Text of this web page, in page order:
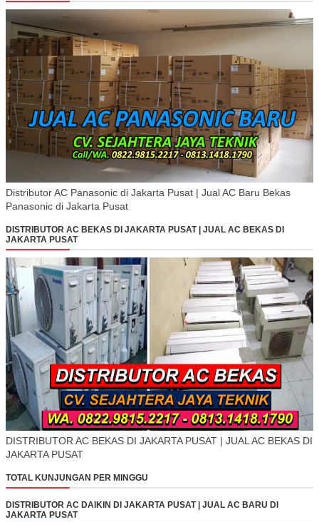
Distributor AC Panasonic di Jakarta Pusat | Jual AC Baru Bekas
Panasonic di Jakarta Pusat
DISTRIBUTOR AC BEKAS DI JAKARTA PUSAT | JUAL AC BEKAS DI
JAKARTA PUSAT
DISTRIBUTOR AC BEKAS DI JAKARTA PUSAT | JUAL AC BEKAS DI
JAKARTA PUSAT
TOTAL KUNJUNGAN PER MINGGU
DISTRIBUTOR AC DAIKIN DI JAKARTA PUSAT | JUAL AC BARU DI
JAKARTA PUSAT